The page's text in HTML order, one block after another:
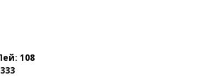
108